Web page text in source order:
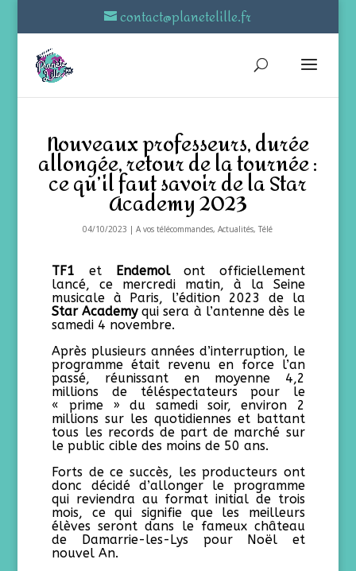
contact@planetelille.fr
Nouveaux professeurs, durée
allongée, retour de la tournée :
ce qu’il faut savoir de la Star
Academy 2023
04/10/2023 |A vos télécommandes,Actualités,Télé
TF1 et Endemolont officiellement
lancé, ce mercredi matin, à la Seine
musicale à Paris, l’édition 2023 de la
Star Academyqui sera à l’antenne dès le
samedi 4 novembre.
Après plusieurs années d’interruption, le
programme était revenu en force l’an
passé, réunissant en moyenne 4,2
millions de téléspectateurs pour le
« prime » du samedi soir, environ 2
millions sur les quotidiennes et battant
tous les records de part de marché sur
le public cible des moins de 50 ans.
Forts de ce succès, les producteurs ont
donc décidé d’allonger le programme
qui reviendra au format initial de trois
mois, ce qui signifie que les meilleurs
élèves seront dans le fameux château
de Damarrie-les-Lys pour Noël et
nouvel An.